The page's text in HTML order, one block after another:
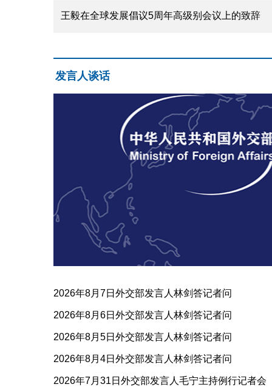
王毅在全球发展倡议5周年高级别会议上的致辞
发言人谈话
2026年8月7日外交部发言人林剑答记者问
2026年8月6日外交部发言人林剑答记者问
2026年8月5日外交部发言人林剑答记者问
2026年8月4日外交部发言人林剑答记者问
2026年7月31日外交部发言人毛宁主持例行记者会